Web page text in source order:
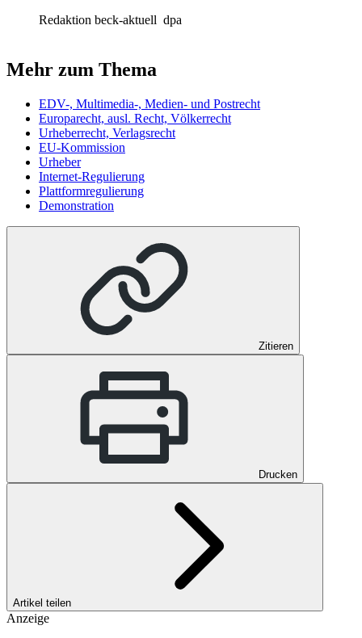
Redaktion beck-aktuell dpa
Mehr zum Thema
EDV-, Multimedia-, Medien- und Postrecht
Europarecht, ausl. Recht, Völkerrecht
Urheberrecht, Verlagsrecht
EU-Kommission
Urheber
Internet-Regulierung
Plattformregulierung
Demonstration
Zitieren
Drucken
Artikel teilen
Anzeige